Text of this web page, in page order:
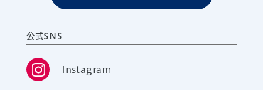
公式SNS
Instagram